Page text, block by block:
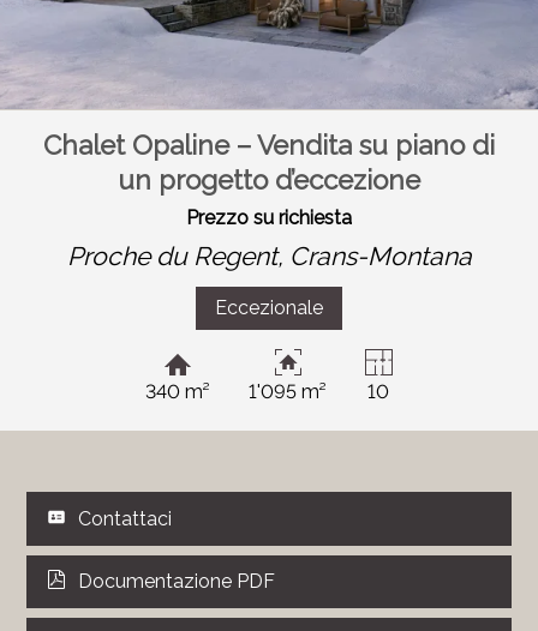
Chalet Opaline – Vendita su piano di
un progetto d’eccezione
Prezzo su richiesta
Proche du Regent, Crans-Montana
Eccezionale
340 m² 1'095 m² 10
Contattaci
Documentazione PDF